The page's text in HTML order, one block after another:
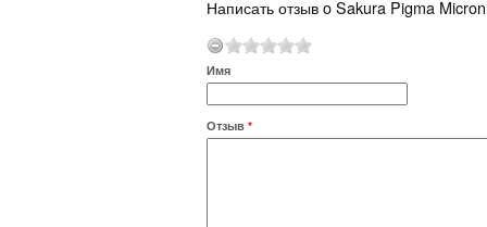
Написать отзыв o Sakura Pigma
Имя
Отзыв *